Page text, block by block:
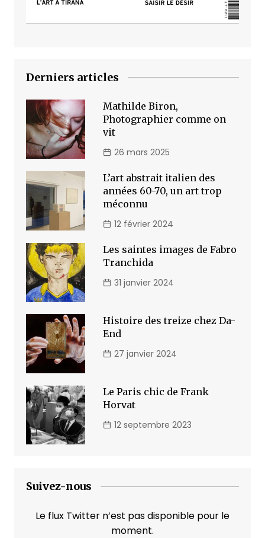
Derniers articles
Mathilde Biron,
Photographier comme on
vit
26 mars 2025
L’art abstrait italien des
années 60-70, un art trop
méconnu
12 février 2024
Les saintes images de Fabro
Tranchida
31 janvier 2024
Histoire des treize chez Da-
End
27 janvier 2024
Le Paris chic de Frank
Horvat
12 septembre 2023
Suivez-nous
Le flux Twitter n’est pas disponible pour le
moment.